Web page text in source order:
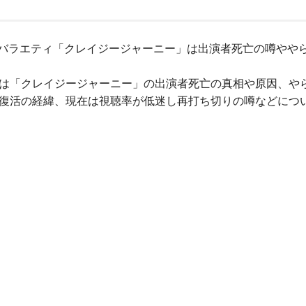
ラエティ「クレイジージャーニー」は出演者死亡の噂やや
「クレイジージャーニー」の出演者死亡の真相や原因、や
活の経緯、現在は視聴率が低迷し再打ち切りの噂などにつ